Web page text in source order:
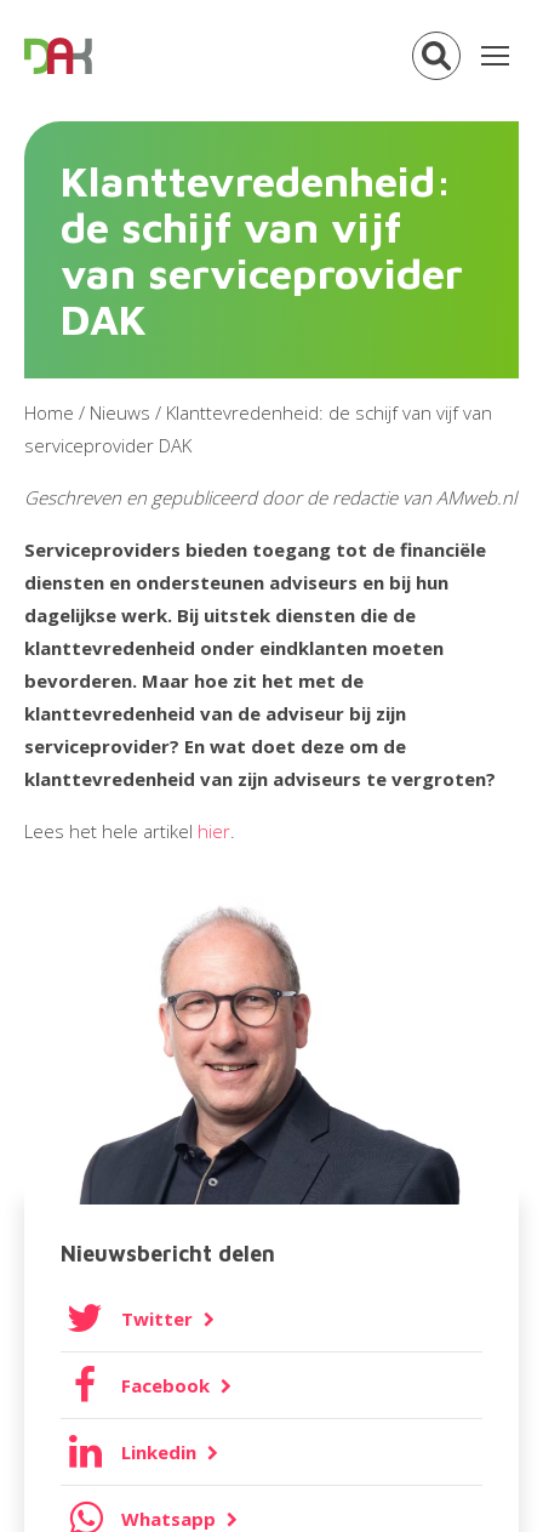
Klanttevredenheid:
de schijf van vijf
van serviceprovider
DAK
Home / Nieuws / Klanttevredenheid: de schijf van vijf van
serviceprovider DAK
Geschreven en gepubliceerd door de redactie van AMweb.nl
Serviceproviders bieden toegang tot de financiële
diensten en ondersteunen adviseurs en bij hun
dagelijkse werk. Bij uitstek diensten die de
klanttevredenheid onder eindklanten moeten
bevorderen. Maar hoe zit het met de
klanttevredenheid van de adviseur bij zijn
serviceprovider? En wat doet deze om de
klanttevredenheid van zijn adviseurs te vergroten?
Lees het hele artikel hier.
Nieuwsbericht delen
Twitter
Facebook
Linkedin
Whatsapp